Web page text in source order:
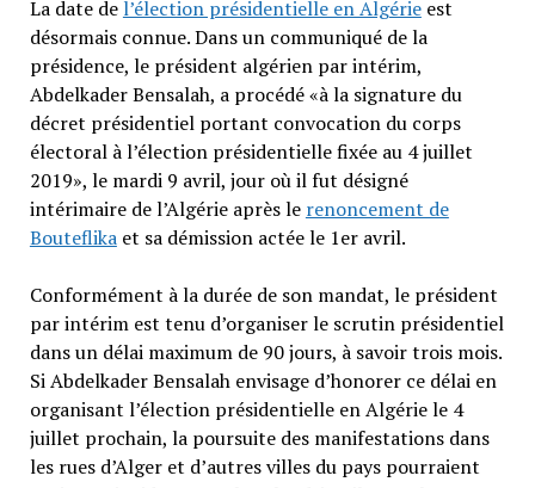
La date de l’élection présidentielle en Algérieest
désormais connue. Dans un communiqué de la
présidence, le président algérien par intérim,
Abdelkader Bensalah, a procédé «à la signature du
décret présidentiel portant convocation du corps
électoral à l’élection présidentielle fixée au 4 juillet
2019», le mardi 9 avril, jour où il fut désigné
intérimaire de l’Algérie après le renoncement de
Bouteflikaet sa démission actée le 1er avril.
Conformément à la durée de son mandat, le président
par intérim est tenu d’organiser le scrutin présidentiel
dans un délai maximum de 90 jours, à savoir trois mois.
Si Abdelkader Bensalah envisage d’honorer ce délai en
organisant l’élection présidentielle en Algérie le 4
juillet prochain, la poursuite des manifestations dans
les rues d’Alger et d’autres villes du pays pourraient